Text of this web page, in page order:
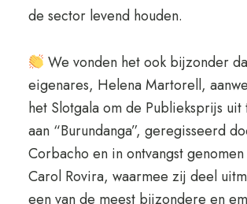
de sector levend houden.
We vonden het ook bijzonder
eigenares, Helena Martorell,
het Slotgala om de Publieksprijs
aan “Burundanga”, geregisseerd
Corbacho en in ontvangst
Carol Rovira, waarmee zij deel
een van de meest bijzondere en